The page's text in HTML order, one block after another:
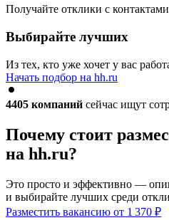
Получайте отклики с
Выбирайте лучших
Из тех, кто уже хочет у вас
Начать подбор на hh.ru
4405 компаний сейчас ищут
Почему стоит
на hh.ru?
Это просто и эффективно —
и выбирайте лучших среди
Разместить вакансию от 1 370 ₽